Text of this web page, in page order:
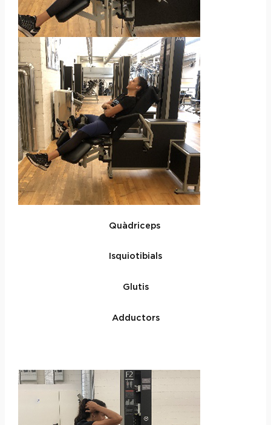
Quàdriceps
Isquiotibials
Glutis
Adductors